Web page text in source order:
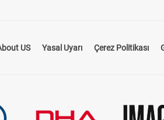
US Yasal Uyarı Çerez Politikası